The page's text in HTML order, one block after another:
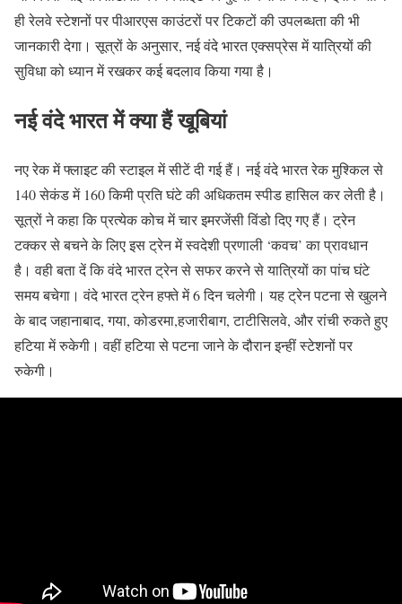
ही रेलवे स्टेशनों पर पीआरएस काउंटरों पर टिकटों की उपलब्धता की भी
जानकारी देगा। सूत्रों के अनुसार, नई वंदे भारत एक्सप्रेस में यात्रियों की
सुविधा को ध्यान में रखकर कई बदलाव किया गया है।
नई वंदे भारत में क्या हैं खूबियां
नए रेक में फ्लाइट की स्टाइल में सीटें दी गई हैं। नई वंदे भारत रेक मुश्किल से
140 सेकंड में 160 किमी प्रति घंटे की अधिकतम स्पीड हासिल कर लेती है।
सूत्रों ने कहा कि प्रत्येक कोच में चार इमरजेंसी विंडो दिए गए हैं। ट्रेन
टक्कर से बचने के लिए इस ट्रेन में स्वदेशी प्रणाली ‘कवच’ का प्रावधान
है। वही बता दें कि वंदे भारत ट्रेन से सफर करने से यात्रियों का पांच घंटे
समय बचेगा। वंदे भारत ट्रेन हफ्ते में 6 दिन चलेगी। यह ट्रेन पटना से खुलने
के बाद जहानाबाद, गया, कोडरमा,हजारीबाग, टाटीसिलवे, और रांची रुकते हुए
हटिया में रुकेगी। वहीं हटिया से पटना जाने के दौरान इन्हीं स्टेशनों पर
रुकेगी।